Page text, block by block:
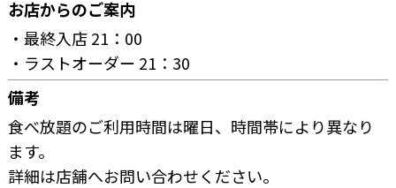
お店からのご案内
・最終入店 21：00
・ラストオーダー 21：30
備考
食べ放題のご利用時間は曜日、時間帯により異なり
ます。
詳細は店舗へお問い合わせください。